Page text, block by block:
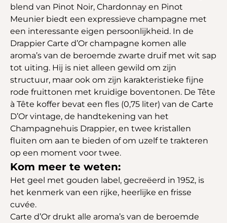
blend van Pinot Noir, Chardonnay en Pinot
Meunier biedt een expressieve champagne met
een interessante eigen persoonlijkheid. In de
Drappier Carte d’Or champagne komen alle
aroma’s van de beroemde zwarte druif met wit sap
tot uiting. Hij is niet alleen gewild om zijn
structuur, maar ook om zijn karakteristieke fijne
rode fruittonen met kruidige boventonen. De Tête
à Tête koffer bevat een fles (0,75 liter) van de Carte
D’Or vintage, de handtekening van het
Champagnehuis Drappier, en twee kristallen
fluiten om aan te bieden of om uzelf te trakteren
op een moment voor twee.
Kom meer te weten:
Het geel met gouden label, gecreëerd in 1952, is
het kenmerk van een rijke, heerlijke en frisse
cuvée.
Carte d’Or drukt alle aroma’s van de beroemde